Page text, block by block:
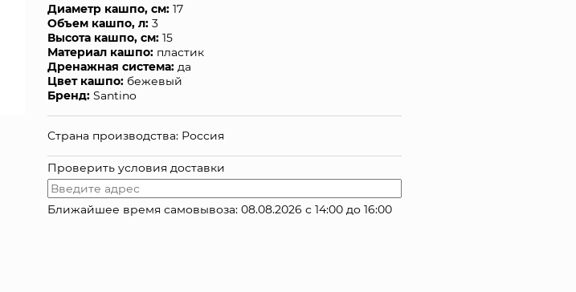
Диаметр кашпо, см: 17
Объем кашпо, л: 3
Высота кашпо, см: 15
Материал кашпо: пластик
Дренажная система: да
Цвет кашпо: бежевый
Бренд: Santino
Страна производства: Россия
Проверить условия доставки
Ближайшее время самовывоза: 08.08.2026 с 14:00 до 16:00